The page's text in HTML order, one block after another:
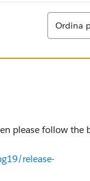
Ordina
Ordina
please follow the
release-